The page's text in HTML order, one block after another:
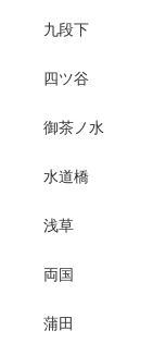
九段下
四ツ谷
御茶ノ水
水道橋
浅草
両国
蒲田